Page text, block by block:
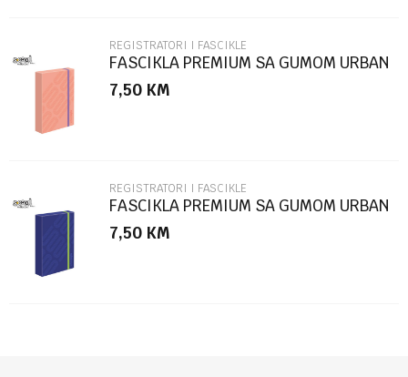
REGISTRATORI I FASCIKLE
FASCIKLA PREMIUM SA GUMOM URBAN
STYLE SC2770
7,50 KM
REGISTRATORI I FASCIKLE
FASCIKLA PREMIUM SA GUMOM URBAN
STYLE SC2769
7,50 KM